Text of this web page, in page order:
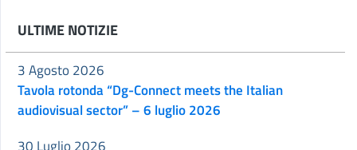
ULTIME NOTIZIE
Tavola rotonda “Dg-Connect meets the Italian
audiovisual sector” – 6 luglio 2026
3 Agosto 2026